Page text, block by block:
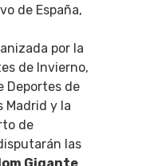
de España,
por la
de Invierno,
Deportes de
Madrid y la
de
las